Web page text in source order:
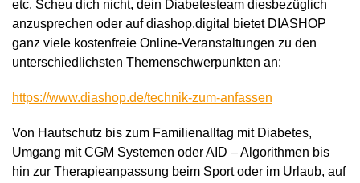
etc. Scheu dich nicht, dein Diabetesteam diesbezüglich
anzusprechen oder auf diashop.digital bietet DIASHOP
ganz viele kostenfreie Online-Veranstaltungen zu den
unterschiedlichsten Themenschwerpunkten an:
https://www.diashop.de/technik-zum-anfassen
Von Hautschutz bis zum Familienalltag mit Diabetes,
Umgang mit CGM Systemen oder AID – Algorithmen bis
hin zur Therapieanpassung beim Sport oder im Urlaub, auf